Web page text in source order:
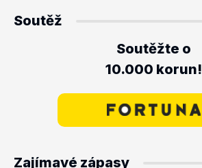
Soutěž
Soutěžte o
10.000 korun!
Zajímavé zápasy